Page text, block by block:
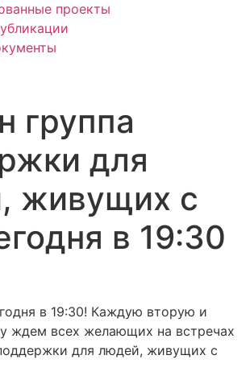
проекты
группа
для
живущих с
в 19:30
в 19:30! Каждую вторую и
ждем всех желающих на встречах
для людей, живущих с